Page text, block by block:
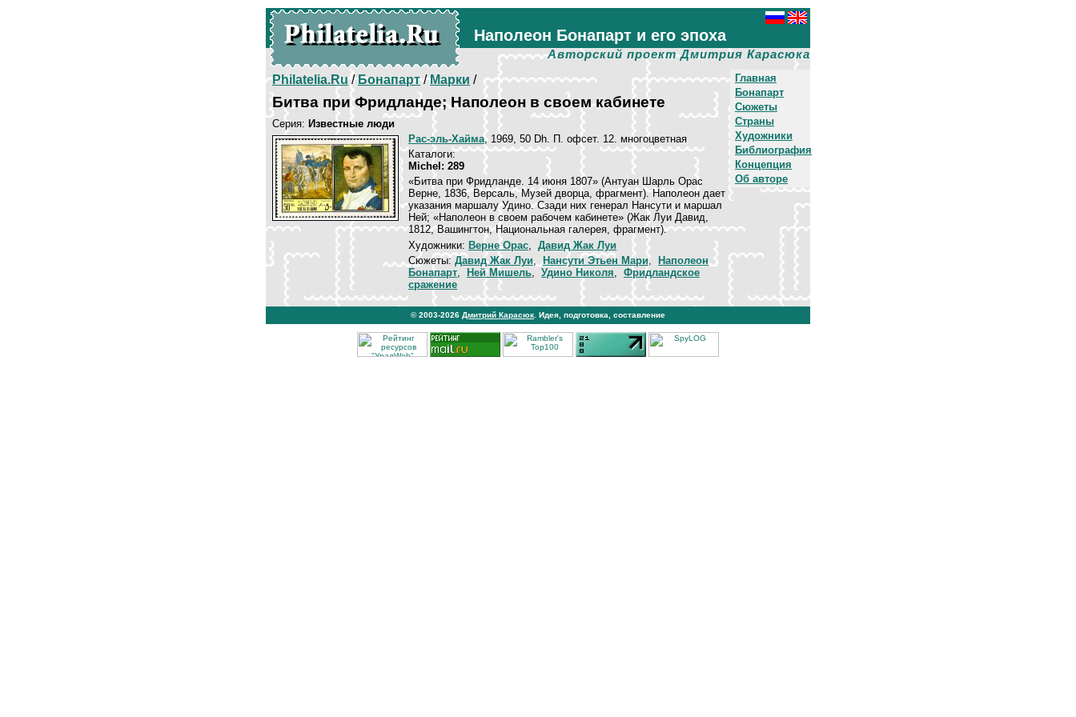
Наполеон Бонапарт и его эпоха
Авторский проект Дмитрия Карасюка
Главная
Бонапарт
Сюжеты
Страны
Художники
Библиография
Концепция
Об авторе
Philatelia.Ru/Бонапарт/Марки /
Битва при Фридланде; Наполеон в своем кабинете
Серия: Известные люди
Рас-эль-Хайма, 1969, 50 Dh. П. офсет. 12. многоцветная
Каталоги:
Michel: 289
«Битва при Фридланде. 14 июня 1807» (Антуан Шарль Орас
Верне, 1836, Версаль, Музей дворца, фрагмент). Наполеон дает
указания маршалу Удино. Сзади них генерал Нансути и маршал
Ней; «Наполеон в своем рабочем кабинете» (Жак Луи Давид,
1812, Вашингтон, Национальная галерея, фрагмент).
Художники: Верне Орас, Давид Жак Луи
Сюжеты: Давид Жак Луи,Нансути Этьен Мари,
Наполеон
Бонапарт, Ней Мишель, Удино Николя, Фридландское
сражение
© 2003-2026 Дмитрий Карасюк . Идея, подготовка, составление